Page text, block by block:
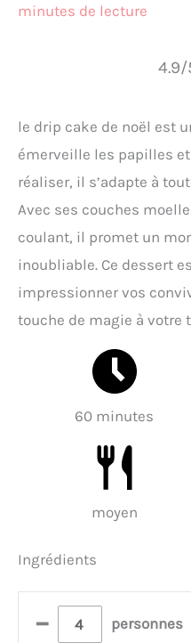
minutes de lecture
4.9/
le drip cake de noël est
émerveille les papilles
réaliser, il s’adapte à
Avec ses couches
coulant, il promet un
inoubliable. Ce dessert
impressionner vos
touche de magie à votre
60 minutes
moyen
Ingrédients
– personnes